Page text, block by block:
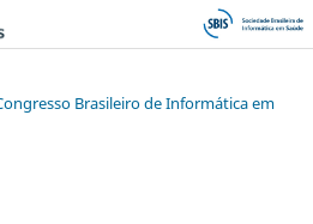
Brasileiro de Informática em